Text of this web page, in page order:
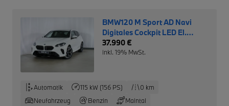
BMW120 M Sport AD Navi
Digitales Cockpit LED El.
Heckklappe Apple CarPlay
37.990 €
inkl. 19% MwSt.
Automatik 115 kW (156 PS)
0 km
Neufahrzeug
Benzin
Maintal